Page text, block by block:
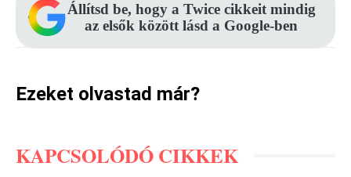
Állítsd be, hogy a Twice cikkeit mindig
az elsők között lásd a Google-ben
Ezeket olvastad már?
KAPCSOLÓDÓ CIKKEK